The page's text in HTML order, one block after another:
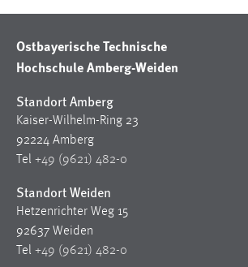
Ostbayerische Technische
Hochschule Amberg-Weiden
Standort Amberg
Kaiser-Wilhelm-Ring 23
92224 Amberg
Tel +49 (9621) 482-0
Standort Weiden
Hetzenrichter Weg 15
92637 Weiden
Tel +49 (9621) 482-0